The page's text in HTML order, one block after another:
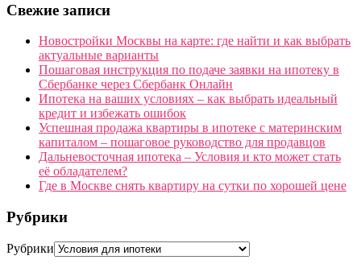
Свежие записи
Новостройки Москвы на карте: где найти и как выбрать
актуальные варианты
Пошаговая инструкция по подаче заявки на ипотеку в
Сбербанке через Сбербанк Онлайн
Ипотека на ваших условиях – как выбрать идеальный
кредит и избежать ошибок
Успешная продажа квартиры в ипотеке с материнским
капиталом – пошаговое руководство для продавцов
Дальневосточная ипотека – Условия и кто может стать
её обладателем?
Где в Москве снять квартиру на сутки по хорошей цене
Рубрики
Рубрики